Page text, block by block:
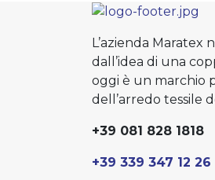
L’azienda Maratex
dall’idea di una
oggi è un marchio
dell’arredo tessile
+39 081 828 1818
+39 339 347 12 26